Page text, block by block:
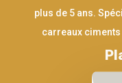
plus de 5 ans.
carreaux